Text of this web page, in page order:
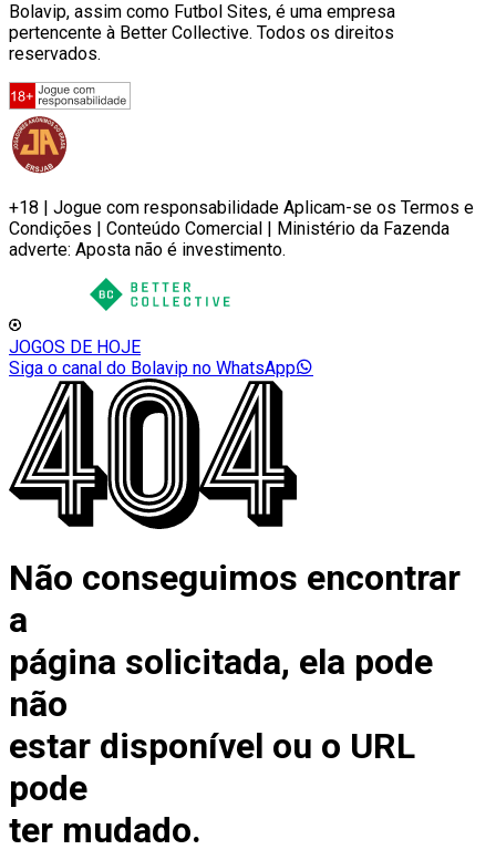
Bolavip, assim como Futbol Sites, é uma empresa
pertencente à Better Collective. Todos os direitos
reservados.
+18 | Jogue com responsabilidade Aplicam-se os Termos e
Condições | Conteúdo Comercial | Ministério da Fazenda
adverte: Aposta não é investimento.
JOGOS DE HOJE
Siga o canal do Bolavip no WhatsApp
Não conseguimos encontrar
a
página solicitada, ela pode
não
estar disponível ou o URL
pode
ter mudado.